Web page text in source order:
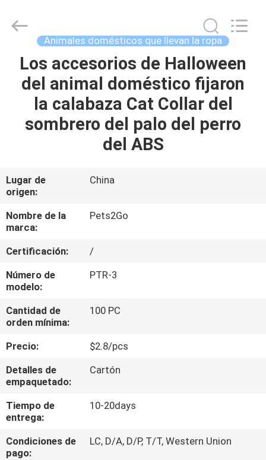
HOGAR
PRODUCTOS
VIAJE
DE
LA
FÁBRICA
ÉNTRENOS
EN
CON
PIDA
UNA
CITA
Pets2Go
Trading
Animales domésticos que llevan la ropa
Los accesorios de Halloween
del animal doméstico fijaron
la calabaza Cat Collar del
sombrero del palo del perro
del ABS
Lugar de
origen:
China
Nombre de la
marca:
Pets2Go
Certificación:
/
Número de
modelo:
PTR-3
Cantidad de
orden mínima:
100 PC
Precio:
$2.8/pcs
Detalles de
empaquetado:
Cartón
Tiempo de
entrega:
10-20days
Condiciones de
pago:
LC, D/A, D/P, T/T, Western Union